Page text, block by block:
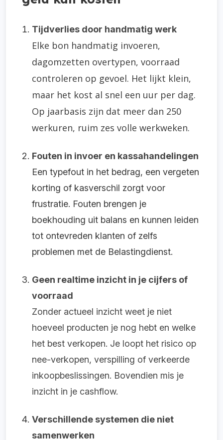
Tijdverlies door handmatig werk
Elke bon handmatig invoeren,
dagomzetten overtypen, voorraad
controleren op gevoel. Het lijkt klein,
maar het kost al snel een uur per dag.
Op jaarbasis zijn dat meer dan 250
werkuren, ruim zes volle werkweken.
Fouten in invoer en kassahandelingen
Een typefout in het bedrag, een vergeten
korting of kasverschil zorgt voor
frustratie. Fouten brengen je
boekhouding uit balans en kunnen leiden
tot ontevreden klanten of zelfs
problemen met de Belastingdienst.
Geen realtime inzicht in je cijfers of
voorraad
Zonder actueel inzicht weet je niet
hoeveel producten je nog hebt en welke
het best verkopen. Je loopt het risico op
nee-verkopen, verspilling of verkeerde
inkoopbeslissingen. Bovendien mis je
inzicht in je cashflow.
Verschillende systemen die niet
samenwerken